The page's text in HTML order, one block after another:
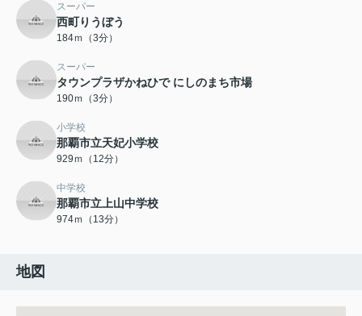
スーパー
西町りうぼう
184ｍ（3分）
スーパー
タウンプラザかねひで にしのまち市場
190ｍ（3分）
小学校
那覇市立天妃小学校
929ｍ（12分）
中学校
那覇市立上山中学校
974ｍ（13分）
地図